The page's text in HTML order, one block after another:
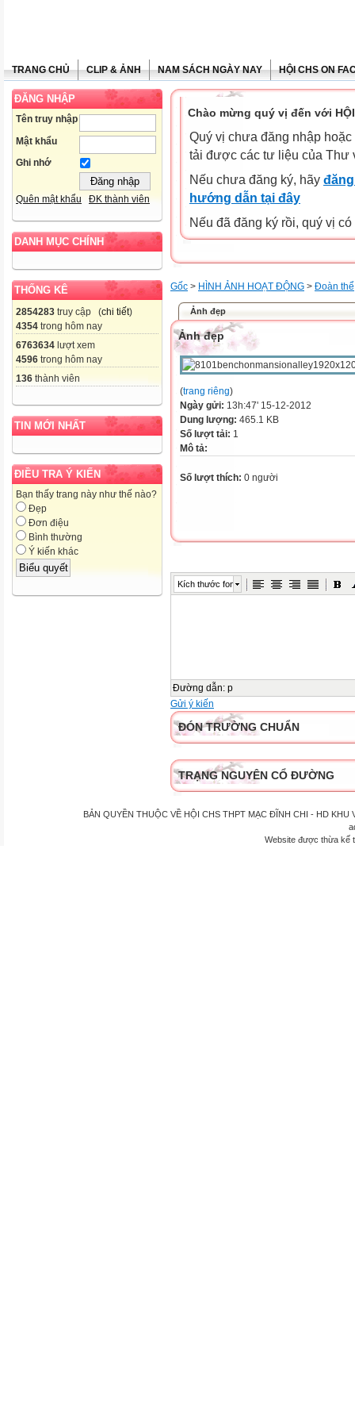
TRANG CHỦ CLIP & ẢNH NAM SÁCH NGÀY NAY HỘI CHS ON
ĐĂNG NHẬP
Tên truy nhập
Mật khẩu
Ghi nhớ
Quên mật khẩu ĐK thành viên
DANH MỤC CHÍNH
THỐNG KÊ
2854283 truy cập (chi tiết)
4354 trong hôm nay
6763634 lượt xem
4596 trong hôm nay
136 thành viên
TIN MỚI NHẤT
ĐIỀU TRA Ý KIẾN
Bạn thấy trang này như thế nào?
Đẹp
Đơn điệu
Bình thường
Ý kiến khác
Chào mừng quý vị đến với HỘI
Quý vị chưa đăng nhập
tải được các tư liệu của Thư
Nếu chưa đăng ký, hãy
hướng dẫn tại đây
Nếu đã đăng ký rồi, quý vị
Gốc > HÌNH ẢNH HOẠT ĐỘNG > Đoàn thể
Ảnh đẹp
Ảnh đẹp
(trang riêng)
Ngày gửi: 13h:47' 15-12-2012
Dung lượng: 465.1 KB
Số lượt tải: 1
Mô tả:
Số lượt thích: 0 người
Kích thước font
Đường dẫn: p
Gửi ý kiến
ĐÓN TRƯỜNG CHUẨN
TRẠNG NGUYÊN CỔ ĐƯỜNG
BẢN QUYỀN THUỘC VỀ HỘI CHS THPT MẠC ĐĨNH CHI - HD
Website được thừa kế